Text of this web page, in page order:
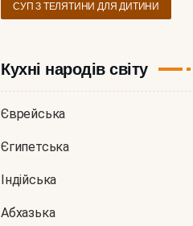
СУП З ТЕЛЯТИНИ ДЛЯ ДИТИНИ
Кухні народів світу
Єврейська
Єгипетська
Індійська
Абхазька